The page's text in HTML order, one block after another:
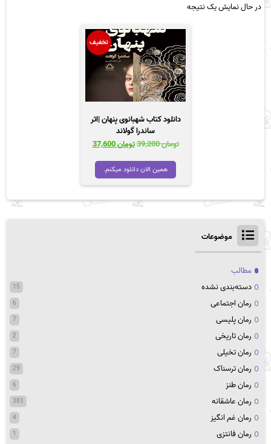
در حال نمایش یک نتیجه
تخفیف
دانلود کتاب شهبانوی پنهان |اثر
ساندرا گولاند
تومان39,200
قیمت
تومان 39,200
بود.
تومان37,600
قیمت
همین الان دانلود میکنم.
موضوعات
مطالب
دسته‌بندی نشده
15
رمان اجتماعی 6
رمان پلیسی 7
رمان تاریخی 2
رمان تخیلی 7
رمان ترسناک 29
رمان طنز 6
رمان عاشقانه 383
رمان غم انگیز 4
رمان فانتزی 1